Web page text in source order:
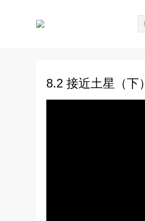
8.2 接近土星（下）